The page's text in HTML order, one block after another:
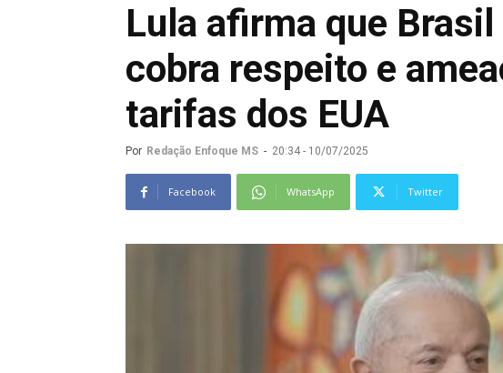
Lula afirma que
cobra respeito e
tarifas dos EUA
Por Redação Enfoque MS - 20:34 - 10/07/2025
Facebook WhatsApp Twitter